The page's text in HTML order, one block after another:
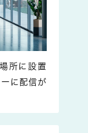
所に設置
に配信が